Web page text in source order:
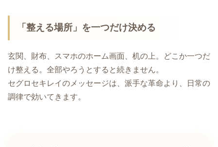
「整える場所」を一つだけ決める
玄関、財布、スマホのホーム画面、机の上。どこか一つだ
け整える。全部やろうとすると続きません。
セグロセキレイのメッセージは、派手な革命より、日常の
調律で効いてきます。